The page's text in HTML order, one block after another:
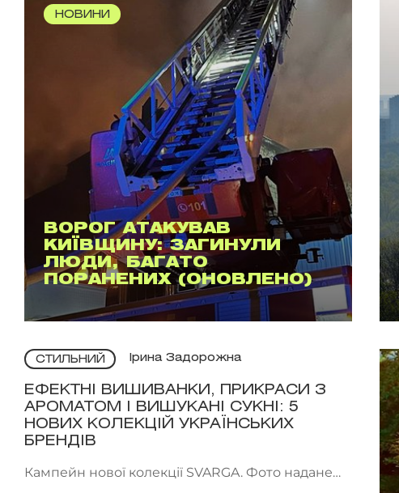
НОВИНИ
ВОРОГ АТАКУВАВ
КИЇВЩИНУ: ЗАГИНУЛИ
ЛЮДИ, БАГАТО
ПОРАНЕНИХ (ОНОВЛЕНО)
СТИЛЬНИЙ Ірина Задорожна
ЕФЕКТНІ ВИШИВАНКИ, ПРИКРАСИ З
АРОМАТОМ І ВИШУКАНІ СУКНІ: 5
НОВИХ КОЛЕКЦІЙ УКРАЇНСЬКИХ
БРЕНДІВ
Кампейн нової колекції SVARGA. Фото надане